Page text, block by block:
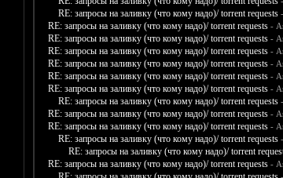
RE: запросы на заливку (что кому надо)/ torrent requests
RE: запросы на заливку (что кому надо)/ torrent requests -
RE: запросы на заливку (что кому надо)/ torrent requests -
RE: запросы на заливку (что кому надо)/ torrent requests -
RE: запросы на заливку (что кому надо)/ torrent requests -
RE: запросы на заливку (что кому надо)/ torrent requests -
RE: запросы на заливку (что кому надо)/ torrent requests -
RE: запросы на заливку (что кому надо)/ torrent requests
RE: запросы на заливку (что кому надо)/ torrent requests -
RE: запросы на заливку (что кому надо)/ torrent requests -
RE: запросы на заливку (что кому надо)/ torrent requests
RE: запросы на заливку (что кому надо)/ torrent
RE: запросы на заливку (что кому надо)/ torrent requests -